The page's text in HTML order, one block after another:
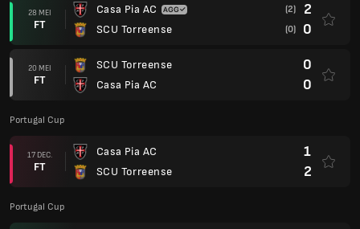
28 MEI
FT
Casa Pia AC
SCU Torreense
(2) 2
(0) 0
20 MEI
FT
SCU Torreense
Casa Pia AC
0
0
Portugal Cup
17 DEC.
FT
Casa Pia AC
SCU Torreense
1
2
Portugal Cup